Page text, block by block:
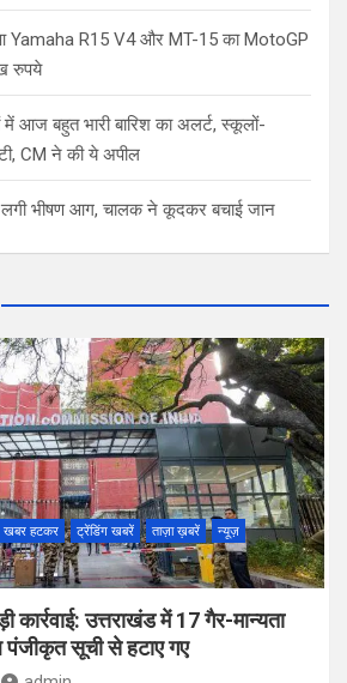
Yamaha R15 V4 और MT-15 का MotoGP
रुपये
आज बहुत भारी बारिश का अलर्ट, स्कूलों-
CM ने की ये अपील
लगी भीषण आग, चालक ने कूदकर बचाई जान
खबर हटकर ट्रेंडिंग खबरें ताज़ा ख़बरें
न्यूज़
कार्रवाई: उत्तराखंड में 17 गैर-मान्यता
पंजीकृत सूची से हटाए गए